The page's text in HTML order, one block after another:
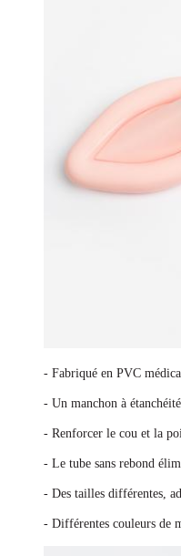
- Fabriqué en PVC
- Un manchon à
- Renforcer le cou et la
- Le tube sans rebond
- Des tailles différentes,
- Différentes couleurs de